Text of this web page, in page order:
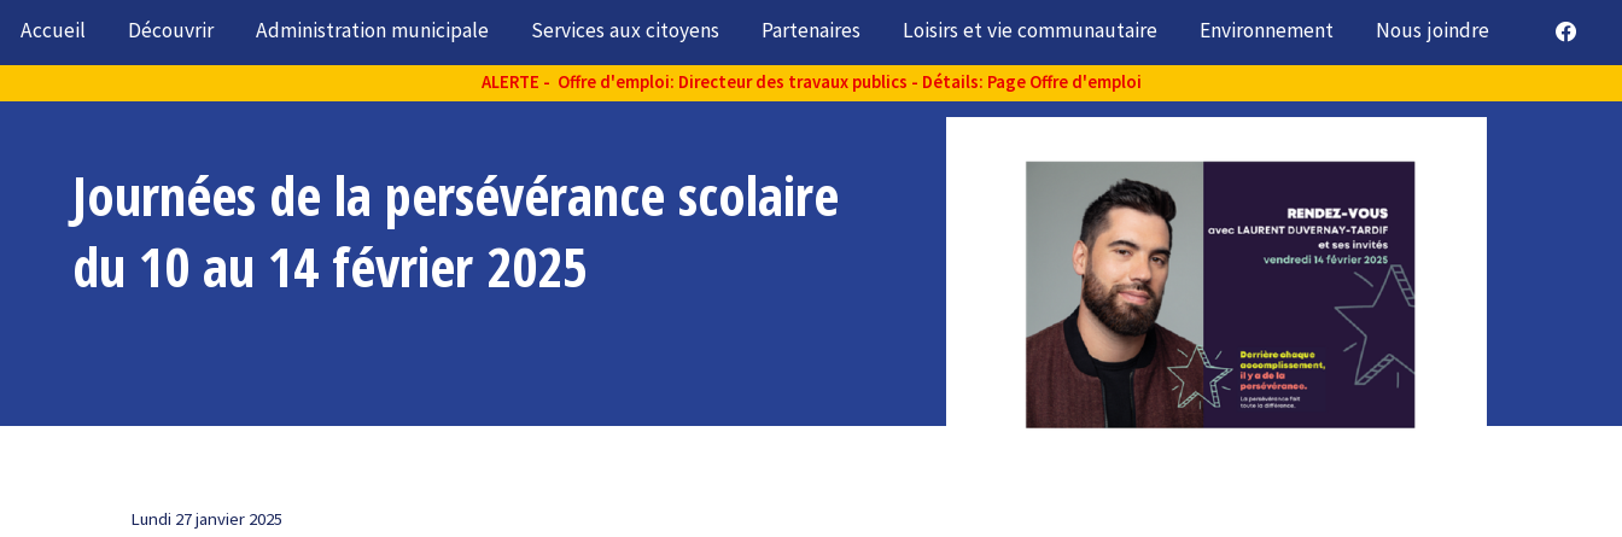
Accueil Découvrir Administration municipale Services aux citoyens Partenaires Loisirs et vie communautaire Environnement Nous joindre
ALERTE - Offre d'emploi: Directeur des travaux publics - Détails: Page Offre d'emploi
Journées de la persévérance scolaire
du 10 au 14 février 2025
Lundi 27 janvier 2025